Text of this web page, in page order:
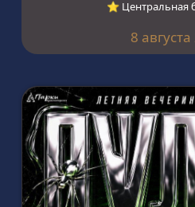
⭐︎ Центральная
8